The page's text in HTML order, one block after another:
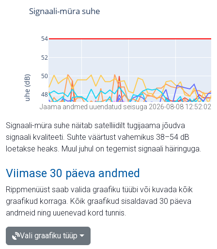
Jaama andmed uuendatud seisuga 2026-08-08 12:52:02
Signaali-müra suhe näitab satelliidilt tugijaama jõudva
signaali kvaliteeti. Suhte väärtust vahemikus 38–54 dB
loetakse heaks. Muul juhul on tegemist signaali häiringuga.
Viimase 30 päeva andmed
Rippmenüüst saab valida graafiku tüübi või kuvada kõik
graafikud korraga. Kõik graafikud sisaldavad 30 päeva
andmeid ning uuenevad kord tunnis.
Vali graafiku tüüp